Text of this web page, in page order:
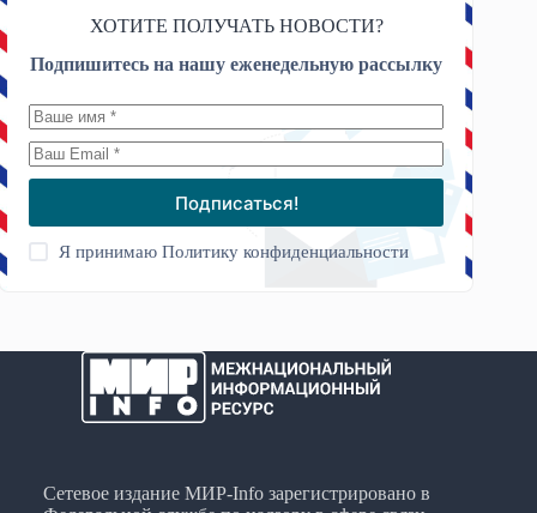
ХОТИТЕ ПОЛУЧАТЬ НОВОСТИ?
Подпишитесь на нашу еженедельную рассылку
Подписаться!
Я принимаюПолитику конфиденциальности
Сетевое издание МИР-Info зарегистрировано в